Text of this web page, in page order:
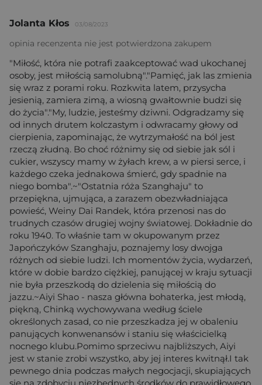
Jolanta Kłos 03/08/2023
opinia recenzenta nie jest potwierdzona zakupem
"Miłość, która nie potrafi zaakceptować wad ukochanej
osoby, jest miłością samolubną"."Pamięć, jak las zmienia
się wraz z porami roku. Rozkwita latem, przysycha
jesienią, zamiera zimą, a wiosną gwałtownie budzi się
do życia"."My, ludzie, jesteśmy dziwni. Odgradzamy się
od innych drutem kolczastym i odwracamy głowy od
cierpienia, zapominając, że wytrzymałość na ból jest
rzeczą złudną. Bo choć różnimy się od siebie jak sól i
cukier, wszyscy mamy w żyłach krew, a w piersi serce, i
każdego czeka jednakowa śmierć, gdy spadnie na
niego bomba".~"Ostatnia róża Szanghaju" to
przepiękna, ujmująca, a zarazem obezwładniająca
powieść, Weiny Dai Randek, która przenosi nas do
trudnych czasów drugiej wojny światowej. Dokładnie do
roku 1940. To właśnie tam w okupowanym przez
Japończyków Szanghaju, poznajemy losy dwojga
różnych od siebie ludzi. Ich momentów życia, wydarzeń,
które w dobie bardzo ciężkiej, panującej w kraju sytuacji
nie była przeszkodą do dzielenia się miłością do
jazzu.~Aiyi Shao - nasza główna bohaterka, jest młodą,
piękną, Chinką wychowywana według ściele
określonych zasad, co nie przeszkadza jej w obaleniu
panujących konwenansów i staniu się właścicielką
nocnego klubu.Pomimo sprzeciwu najbliższych, Aiyi
jest w stanie zrobi wszystko, aby jej interes kwitnął.I tak
pewnego dnia podczas małych negocjacji, skupiających